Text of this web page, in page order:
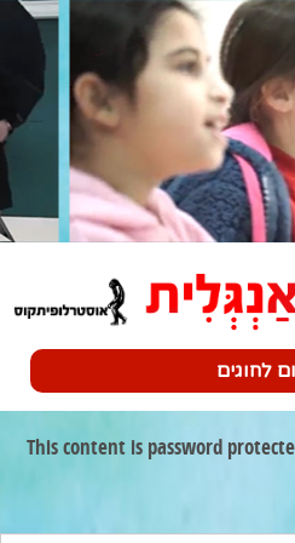
לחוגים
This content is password